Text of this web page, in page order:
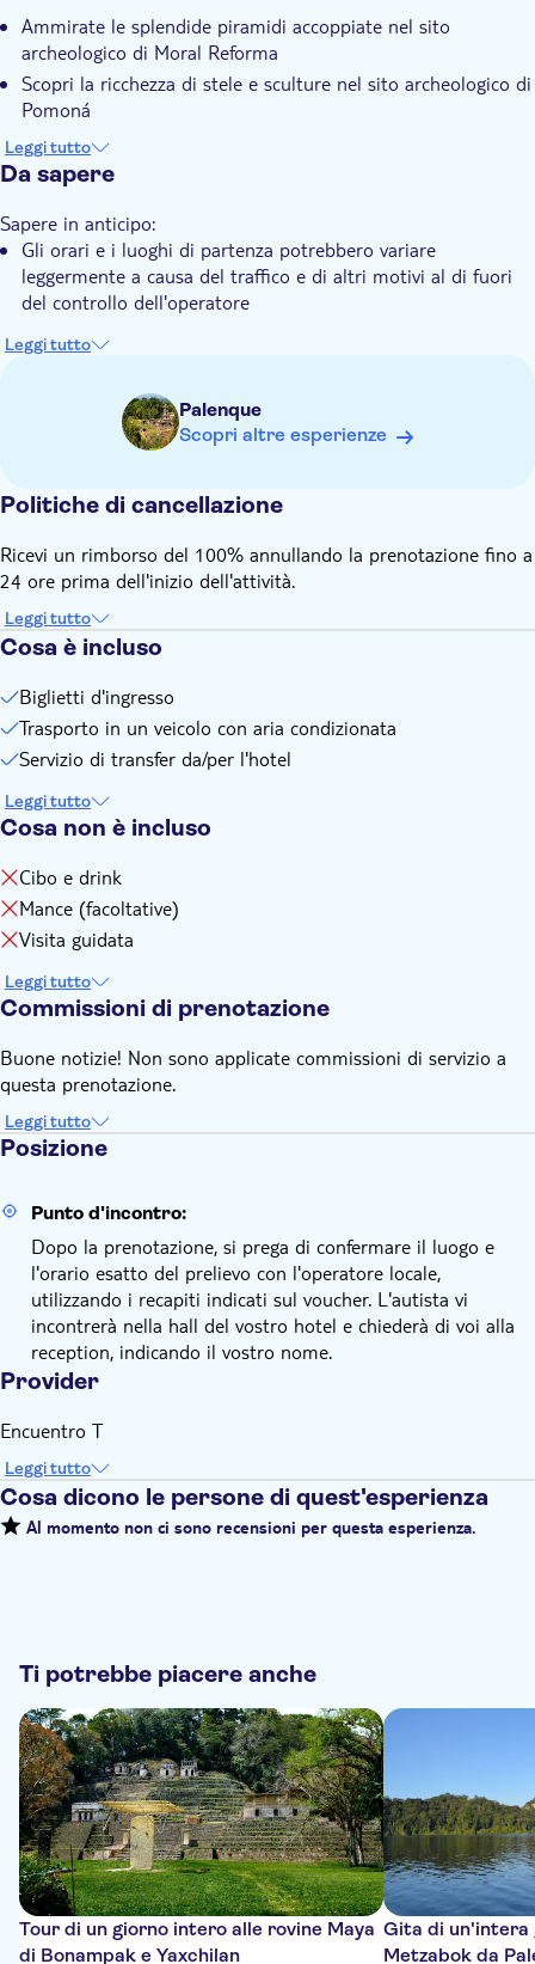
Ingresso incluso
Local touch
Voucher elettronico
Servizio di pick-up dall'hotel
Trasporto incluso
Ammirate le splendide piramidi accoppiate nel sito
archeologico di Moral Reforma
Scopri la ricchezza di stele e sculture nel sito archeologico di
Pomoná
Goditi attività entusiasmanti come l'escursionismo e la
teleferica presso il Centro Ecoturistico El Salto
Leggi tutto
Da sapere
Sapere in anticipo:
Gli orari e i luoghi di partenza potrebbero variare
leggermente a causa del traffico e di altri motivi al di fuori
del controllo dell'operatore
Leggi tutto
Palenque
Scopri altre esperienze
Politiche di cancellazione
Ricevi un rimborso del 100% annullando la prenotazione fino a
24 ore prima dell'inizio dell'attività.
Leggi tutto
Cosa è incluso
Biglietti d'ingresso
Trasporto in un veicolo con aria condizionata
Servizio di transfer da/per l'hotel
Leggi tutto
Cosa non è incluso
Cibo e drink
Mance (facoltative)
Visita guidata
Leggi tutto
Commissioni di prenotazione
Buone notizie! Non sono applicate commissioni di servizio a
questa prenotazione.
Leggi tutto
Posizione
Punto d'incontro:
Dopo la prenotazione, si prega di confermare il luogo e
l'orario esatto del prelievo con l'operatore locale,
utilizzando i recapiti indicati sul voucher. L'autista vi
incontrerà nella hall del vostro hotel e chiederà di voi alla
reception, indicando il vostro nome.
Provider
Encuentro T
Leggi tutto
Cosa dicono le persone di quest'esperienza
Al momento non ci sono recensioni per questa esperienza.
Ti potrebbe piacere anche
Tour di un giorno intero alle rovine Maya
di Bonampak e Yaxchilan
Gita di un'intera
Metzabok da